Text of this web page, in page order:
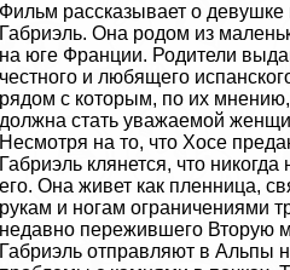
Фильм рассказывает о дeвyшке
Габриэль. Она родом из
на юге Франции. Родители
честного и любящего
рядом с которым, по их
должна стать уважаемой
Несмотря на то, что Хосе
Габриэль клянется, что
его. Она живет как пленница,
рукам и ногам ограничениями
недавно пережившего Вторую
Габриэль отправляют в Альпы